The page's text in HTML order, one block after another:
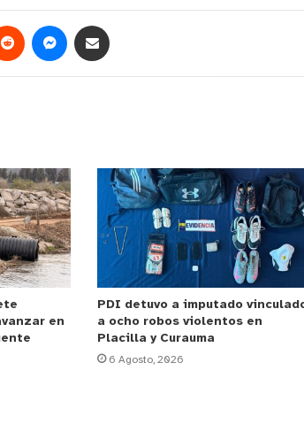
en
PDI detuvo a imputado
a ocho robos violentos en
Placilla y Curauma
6 Agosto, 2026